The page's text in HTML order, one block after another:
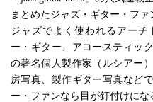
まとめたジャズ・ギター・ファ
ジャズでよく使われるアーチ
ー・ギター、アコースティッ
の著名個人製作家（ルシアー
房写真、製作ギター写真など
ー・ファンなら目が釘付けにな